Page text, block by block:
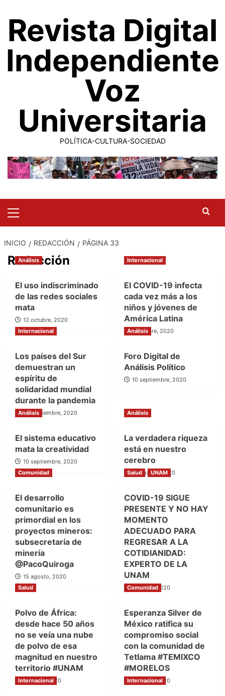
contenido
Revista Digital
Independiente
Voz
Universitaria
POLÍTICA-CULTURA-SOCIEDAD
Menu
INICIO REDACCIÓN PÁGINA 33
Redacción
Análisis
El uso indiscriminado
de las redes sociales
mata
12 octubre, 2020
Internacional
El COVID-19 infecta
cada vez más a los
niños y jóvenes de
América Latina
7 octubre, 2020
Internacional
Los países del Sur
demuestran un
espíritu de
solidaridad mundial
durante la pandemia
15 septiembre, 2020
Análisis
Foro Digital de
Análisis Político
10 septiembre, 2020
Análisis
El sistema educativo
mata la creatividad
10 septiembre, 2020
Análisis
La verdadera riqueza
está en nuestro
cerebro
31 agosto, 2020
Comunidad
El desarrollo
comunitario es
primordial en los
proyectos mineros:
subsecretaría de
minería
@PacoQuiroga
15 agosto, 2020
Salud UNAM
COVID-19 SIGUE
PRESENTE Y NO HAY
MOMENTO
ADECUADO PARA
REGRESAR A LA
COTIDIANIDAD:
EXPERTO DE LA
UNAM
30 junio, 2020
Salud
Polvo de África:
desde hace 50 años
no se veía una nube
de polvo de esa
magnitud en nuestro
territorio #UNAM
24 junio, 2020
Comunidad
Esperanza Silver de
México ratifica su
compromiso social
con la comunidad de
Tetlama #TEMIXCO
#MORELOS
23 junio, 2020
Internacional Internacional